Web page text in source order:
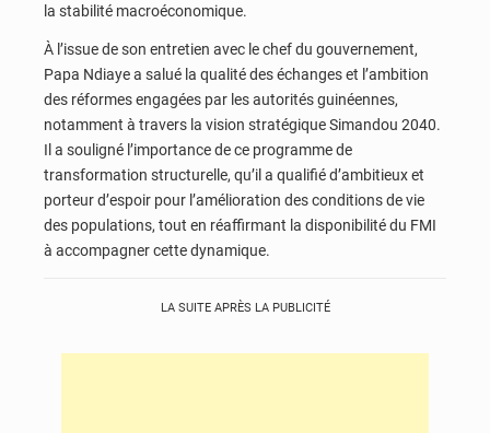
la stabilité macroéconomique.
À l’issue de son entretien avec le chef du gouvernement,
Papa Ndiaye a salué la qualité des échanges et l’ambition
des réformes engagées par les autorités guinéennes,
notamment à travers la vision stratégique Simandou 2040.
Il a souligné l’importance de ce programme de
transformation structurelle, qu’il a qualifié d’ambitieux et
porteur d’espoir pour l’amélioration des conditions de vie
des populations, tout en réaffirmant la disponibilité du FMI
à accompagner cette dynamique.
LA SUITE APRÈS LA PUBLICITÉ